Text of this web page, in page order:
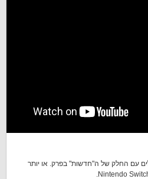
עם החלק של ה"חדשות" בפרק. או יותר